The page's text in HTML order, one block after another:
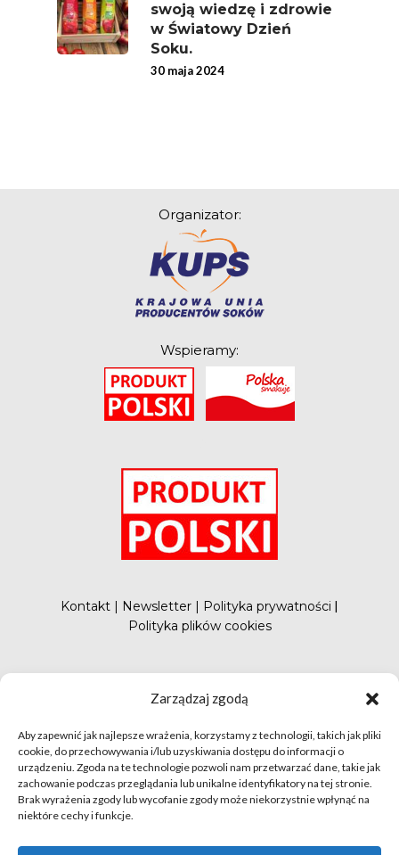
Zarządzaj zgodą
Aby zapewnić jak najlepsze wrażenia, korzystamy z technologii, takich jak pliki
cookie, do przechowywania i/lub uzyskiwania dostępu do informacji o
urządzeniu. Zgoda na te technologie pozwoli nam przetwarzać dane, takie jak
zachowanie podczas przeglądania lub unikalne identyfikatory na tej stronie.
Brak wyrażenia zgody lub wycofanie zgody może niekorzystnie wpłynąć na
niektóre cechy i funkcje.
swoją wiedzę i zdrowie
w Światowy Dzień
Soku.
30 maja 2024
Organizator:
Wspieramy:
Kontakt Newsletter Polityka prywatności
Polityka plików cookies
zastrzeżone | realizacjaHillnet